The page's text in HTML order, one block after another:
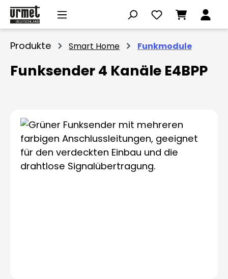
Zum Hauptinhalt springen
Produkte Smart Home Funkmodule
Funksender 4 Kanäle E4BPP
Bildergalerie überspringen